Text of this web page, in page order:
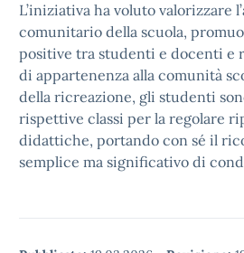
L’iniziativa ha voluto valorizzare
comunitario della scuola,
positive tra studenti e docenti e
di appartenenza alla comunità
della ricreazione, gli studenti
rispettive classi per la regolare
didattiche, portando con sé il
semplice ma significativo di